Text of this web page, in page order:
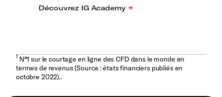
1N°1 sur le courtage en ligne des CFD dans le monde en
termes de revenus (Source : états financiers publiés en
octobre 2022)..